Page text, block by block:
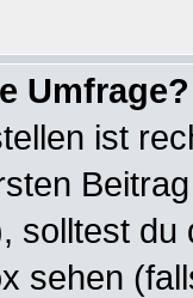
Umfrage?
ist
solltest
sehen